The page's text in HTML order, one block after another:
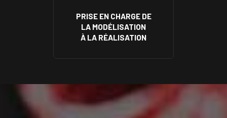
PRISE EN CHARGE DE
LA MODÉLISATION
À LA RÉALISATION